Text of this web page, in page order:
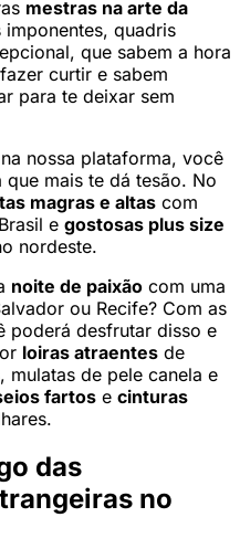
mestras na arte da
quadris
que sabem a hora
curtir e sabem
para te deixar sem
nossa plataforma, você
mais te dá tesão. No
magras e altas com
e gostosas plus size
nordeste.
noite de paixão com uma
ou Recife? Com as
poderá desfrutar disso e
loiras atraentes de
mulatas de pele canela e
fartos e cinturas
das
no